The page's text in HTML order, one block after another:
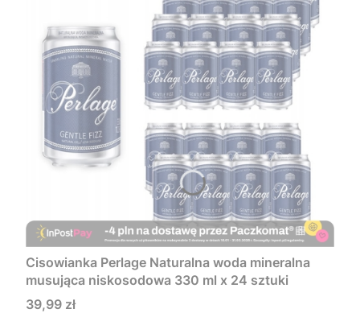
Cisowianka Perlage Naturalna woda mineralna
musująca niskosodowa 330 ml x 24 sztuki
Cena
39,99 zł